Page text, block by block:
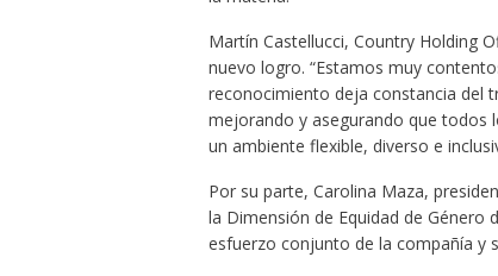
Martín Castellucci, Country Holding
nuevo logro. “Estamos muy
reconocimiento deja constancia del
mejorando y asegurando que todos
un ambiente flexible, diverso e
Por su parte, Carolina Maza,
la Dimensión de Equidad de Género
esfuerzo conjunto de la compañía y